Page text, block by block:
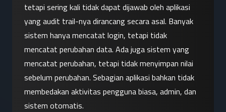
tetapi sering kali tidak dapat dijawab oleh aplikasi
yang audit trail-nya dirancang secara asal. Banyak
sistem hanya mencatat login, tetapi tidak
mencatat perubahan data. Ada juga sistem yang
mencatat perubahan, tetapi tidak menyimpan nilai
sebelum perubahan. Sebagian aplikasi bahkan tidak
membedakan aktivitas pengguna biasa, admin, dan
sistem otomatis.